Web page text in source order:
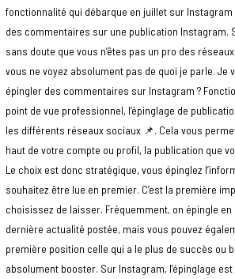
fonctionnalité qui débarque en juillet sur Instagram
des commentaires sur une publication Instagram.
sans doute que vous n’êtes pas un pro des
vous ne voyez absolument pas de quoi je parle. Je
épingler des commentaires sur Instagram ?
point de vue professionnel, l’épinglage de
les différents réseaux sociaux 📌. Cela vous
haut de votre compte ou profil, la publication que
Le choix est donc stratégique, vous épinglez
souhaitez être lue en premier. C’est la première
choisissez de laisser. Fréquemment, on épingle en
dernière actualité postée, mais vous pouvez
première position celle qui a le plus de succès ou
absolument booster. Sur Instagram, l’épinglage